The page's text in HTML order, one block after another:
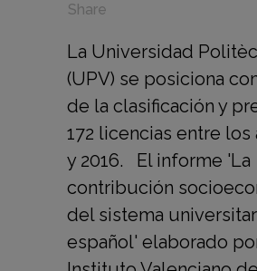
Share
La Universidad
(UPV) se posiciona
de la clasificación y
172 licencias entre los
y 2016. El informe 'La
contribución
del sistema
español' elaborado